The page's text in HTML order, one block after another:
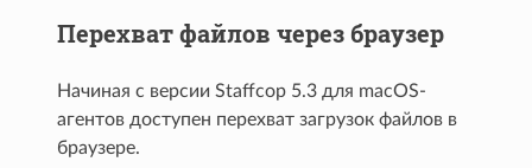
Перехват файлов через браузер
Начиная с версии Staffcop 5.3 для macOS-
агентов доступен перехват загрузок файлов в
браузере.